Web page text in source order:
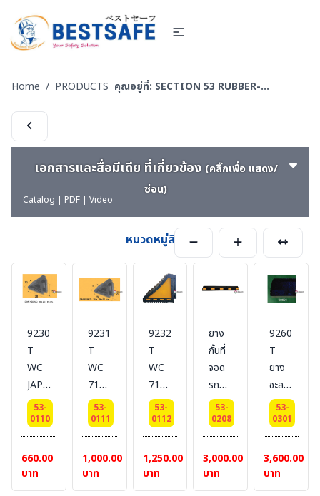
Home / PRODUCTS คุณอยู่ที่: SECTION 53 RUBBER-CONER PROTECTORS - ยางหุ้มมุมเสา - ยางชะลอความเร็ว
เอกสารและสื่อมีเดีย ที่เกี่ยวข้อง (คลิ๊กเพื่อ แสดง/
ซ่อน)
Catalog | PDF | Video
หมวดหมู่สินค้า
92302-
T
WC
JAPAN
BLACK
ยาง
ห้าม
ล้อ
DIMENSIONS
:10 x
53-
0110
660.00
บาท
92316-
T
WC
7108
BLACK
ยาง
ห้าม
ล้อ
DIMENSIONS
:18 x
53-
0111
1,000.00
บาท
92326-
T
WC
7108
YELLOW
ยาง
ห้าม
ล้อ
DIMENSIONS
:18 x
53-
0112
1,250.00
บาท
ยาง
กั้นที่
จอด
รถ
(เหลือง/
ดำ)
BESTSAFE
#Size
: 165
x 15
53-
0208
3,000.00
บาท
92601-
T
ยาง
ชะลอ
ความเร็ว
สีดำ
BESTSAFE
#Size
:
W40
53-
0301
3,600.00
บาท